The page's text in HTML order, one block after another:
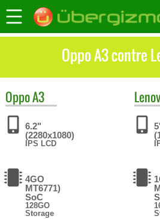
Oppo A3 contre
OppoA3
6.2"
(2280x1080)
IPS LCD
4GO
MT6771)
SoC
128GO
Storage